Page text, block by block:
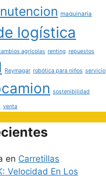
maquinaria
logística
agrícolas renting repuestos
Reymagar robótica para niños servicio
sostenibilidad
venta
en Carretillas
Velocidad En Los